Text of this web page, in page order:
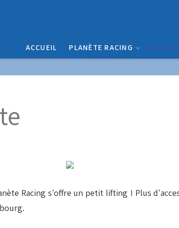
ACCUEIL PLANÈTE RACING RACING
Racing s'offre un petit lifting ! Plus